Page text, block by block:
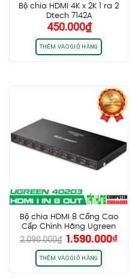
Bộ chia HDMI 4K x 2K 1 ra 2
Dtech 7142A
450.000₫
THÊM VÀO GIỎ HÀNG
Bộ chia HDMI 8 Cổng Cao
Cấp Chính Hãng Ugreen
40203
2.090.000₫ Giá
gốc
là:
2.090.000₫.
1.590.000₫Giá
THÊM VÀO GIỎ HÀNG